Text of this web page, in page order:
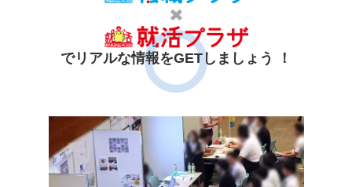
でリアルな情報をGETしましょう ！